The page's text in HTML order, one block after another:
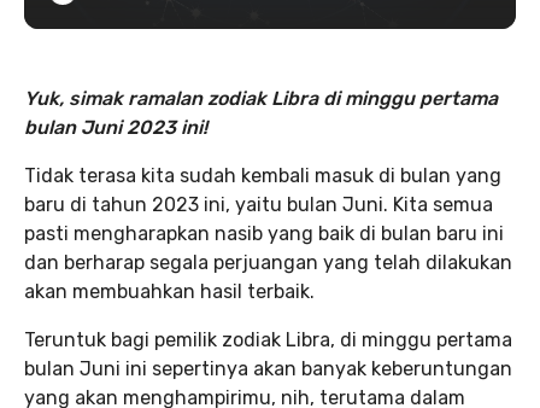
Yuk, simak ramalan zodiak Libra di minggu pertama
bulan Juni 2023 ini!
Tidak terasa kita sudah kembali masuk di bulan yang
baru di tahun 2023 ini, yaitu bulan Juni. Kita semua
pasti mengharapkan nasib yang baik di bulan baru ini
dan berharap segala perjuangan yang telah dilakukan
akan membuahkan hasil terbaik.
Teruntuk bagi pemilik zodiak Libra, di minggu pertama
bulan Juni ini sepertinya akan banyak keberuntungan
yang akan menghampirimu, nih, terutama dalam